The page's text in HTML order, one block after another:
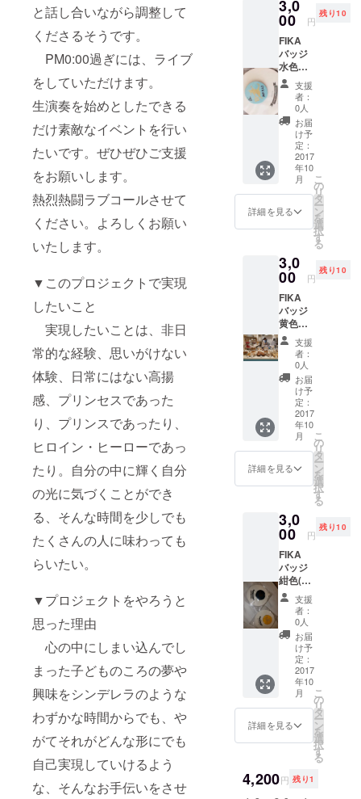
と話し合いながら調整して
くださるそうです。
PM0:00過ぎには、ライブ
をしていただけます。
生演奏を始めとしたできる
だけ素敵なイベントを行い
たいです。ぜひぜひご支援
をお願いします。
熱烈熱闘ラブコールさせて
ください。よろしくお願い
いたします。
▼このプロジェクトで実現
したいこと
実現したいことは、非日
常的な経験、思いがけない
体験、日常にはない高揚
感、プリンセスであった
り、プリンスであったり、
ヒロイン・ヒーローであっ
たり。自分の中に輝く自分
の光に気づくことができ
る、そんな時間を少しでも
たくさんの人に味わっても
らいたい。
▼プロジェクトをやろうと
思った理由
心の中にしまい込んでし
まった子どものころの夢や
興味をシンデレラのような
わずかな時間からでも、や
がてそれがどんな形にでも
自己実現していけるよう
な、そんなお手伝いをさせ
ト大人
１枚
OperaV
era 西
田真以
さん、
パオロ
アンド
レア・
ディピ
エトロ
さんの
サイ
ン、握
手会付
き 10月
９日(月
館にご
来場さ
れる方
に手渡
しで
す。 ご
身分の
分かる
ものや
申し込
みのわ
かるも
のをご
提示く
ださ
い。 第
3回オペ
公演 オ
ペラ
ラ ・
ニュー
イヤー
コン
サート
出演:西
田真
以、パ
オロア
ンドレ
ア・
ディピ
ロ、中
ノ森め
モー
3,0
00 円
残り10
FIKA
バッジ
水色
革製直
径3cm
厚さ５
mm
FIKA
FABRIK
EN 店
主 関
口愛さ
んのサ
イン入
り(日付
は入り
が、
メール
でのや
りとり
のう
え 日
付やお
名前
等 簡
単な文
言を入
れるこ
ともで
きま
す。サ
インを
入れな
す。)
裏側は
針で、
衣服等
には針
留めに
なりま
す。
支援
者：
0人
お届
け予
定：
2017
年10
月
詳細を見る
こ
の
リ
タ
ー
ン
を
選
択
す
る
3,0
00 円
残り10
FIKA
バッジ
黄色
革製直
径3cm
厚さ５
mm(裏
側は針
で、衣
服等に
は針留
めにな
りま
す。)
FIKA
FABRIK
主 関
口愛さ
んのサ
イン入
り(日付
は入り
ません
が、
メール
でのや
りとり
のう
え 日
付やお
名前
等 簡
単な文
きま
す。サ
支援
者：
0人
お届
け予
定：
2017
年10
月
詳細を見る
こ
の
リ
タ
ー
ン
を
選
択
す
る
3,0
00 円
残り10
FIKA
バッジ
紺色(黄
色は別
です)
革製直
径3cm
厚さ５
mm(裏
側は針
で、衣
服等に
は針留
めにな
りま
す。)
FABRIK
EN 店
支援
者：
0人
お届
け予
定：
2017
年10
月
詳細を見る
こ
の
リ
タ
ー
ン
を
選
択
す
る
4,200円 残り1